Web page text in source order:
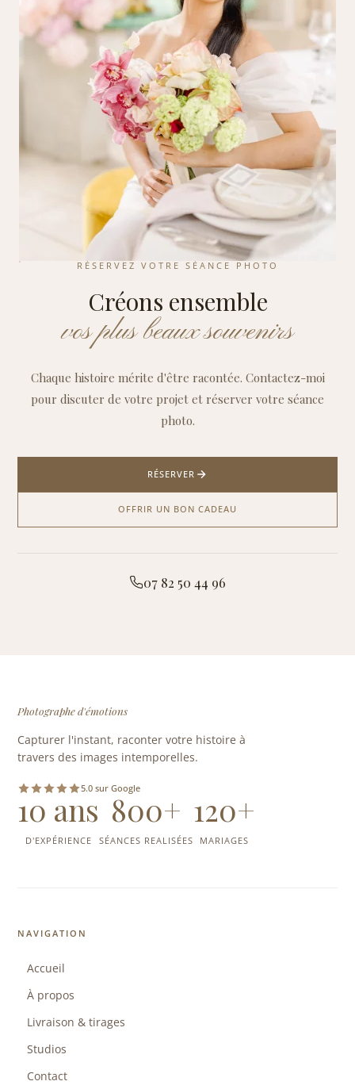
RÉSERVEZ VOTRE SÉANCE PHOTO
Créons ensemble
vos plus beaux souvenirs
Chaque histoire mérite d'être racontée. Contactez-moi
pour discuter de votre projet et réserver votre séance
photo.
RÉSERVER
OFFRIR UN BON CADEAU
07 82 50 44 96
Photographe d'émotions
Capturer l'instant, raconter votre histoire à
travers des images intemporelles.
5.0 sur Google
10 ans
D'EXPÉRIENCE
800+
SÉANCES REALISÉES
120+
MARIAGES
NAVIGATION
Accueil
À propos
Livraison & tirages
Studios
Contact